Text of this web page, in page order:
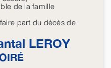
de la famille
part du décès de
LEROY